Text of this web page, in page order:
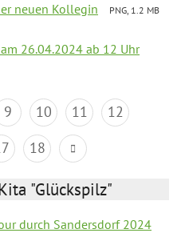
neuen Kollegin
PNG, 1.2 MB
26.04.2024 ab 12 Uhr
9 10 11
12
18
"Glückspilz"
durch Sandersdorf 2024